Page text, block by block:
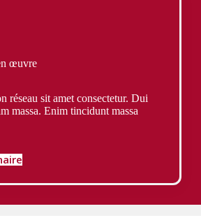
œuvre
réseau sit amet consectetur. Dui
massa. Enim tincidunt massa